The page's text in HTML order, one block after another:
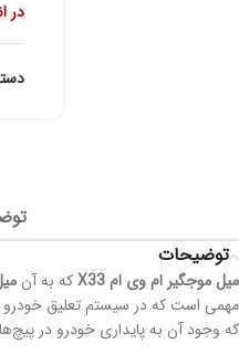
در
توضیحات
میل موجگیر ام وی امX33که به آن
مهمی است که در سیستم تعلیق
که وجود آن به پایداری خودرو در